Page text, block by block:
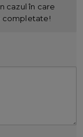
cazul în care
completate!